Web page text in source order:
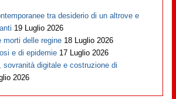
tra desiderio di un altrove e
19 Luglio 2026
morti delle regine 18 Luglio 2026
e di epidemie 17 Luglio 2026
sovranità digitale e costruzione di
2026